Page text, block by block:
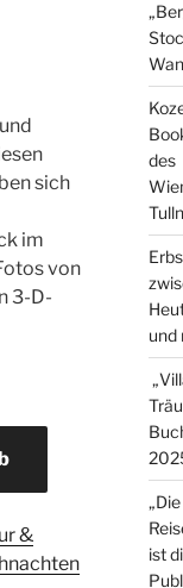
sich
im
von
3-D-
&
des
und
ist